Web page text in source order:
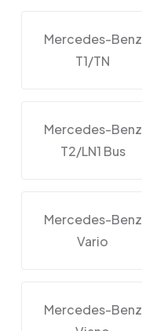
Mercedes-Benz
T1/TN
Mercedes-Benz
T2/LN1 Bus
Mercedes-Benz
Vario
Mercedes-Benz